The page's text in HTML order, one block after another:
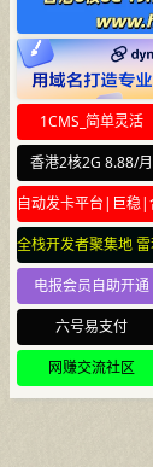
1CMS_简单灵活
香港2核2G 8.88/月
自动发卡平台|巨稳|
全栈开发者聚集地
电报会员自助开通
六号易支付
网赚交流社区